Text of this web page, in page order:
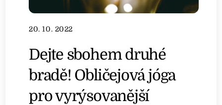
20. 10. 2022
Dejte sbohem druhé
bradě! Obličejová jóga
pro vyrýsovanější